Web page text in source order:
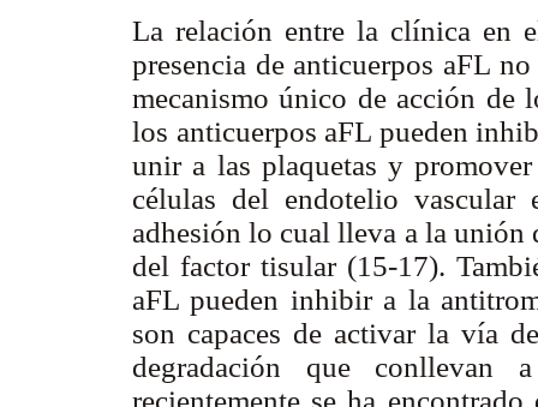
La relación entre la clínica en
presencia de anticuerpos aFL
mecanismo único de acción de
los anticuerpos aFL pueden
unir a las plaquetas y
células del endotelio
adhesión lo cual lleva a la
del factor tisular (15-17).
aFL pueden inhibir a la
son capaces de activar la vía
degradación que conllevan
recientemente se ha